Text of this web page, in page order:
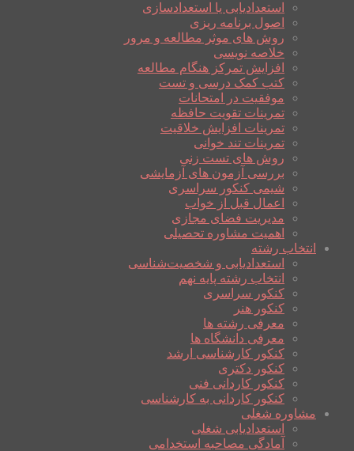
استعدادیابی یا استعدادسازی
اصول برنامه ریزی
روش های موثر مطالعه و مرور
خلاصه نویسی
افزایش تمرکز هنگام مطالعه
کتب کمک درسی و تست
موفقیت در امتحانات
تمرینات تقویت حافظه
تمرینات افزایش خلاقیت
تمرینات تند خوانی
روش های تست زنی
بررسی آزمون های آزمایشی
شیمی کنکور سراسری
اعمال قبل از خواب
مدیریت فضای مجازی
اهمیت مشاوره تحصیلی
انتخاب رشته
استعدادیابی و شخصیت‌شناسی
انتخاب رشته پایه نهم
کنکور سراسری
کنکور هنر
معرفی رشته ها
معرفی دانشگاه ها
کنکور کارشناسی ارشد
کنکور دکتری
کنکور کاردانی فنی
کنکور کاردانی به کارشناسی
مشاوره شغلی
استعدادیابی شغلی
آمادگی مصاحبه استخدامی